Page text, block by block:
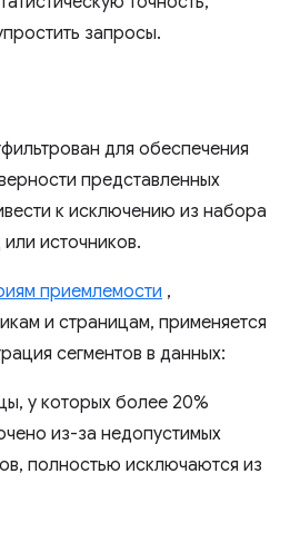
запросы.
для обеспечения
представленных
к исключению из набора
источников.
приемлемости ,
и страницам, применяется
сегментов в данных:
у которых более 20%
из-за недопустимых
полностью исключаются из